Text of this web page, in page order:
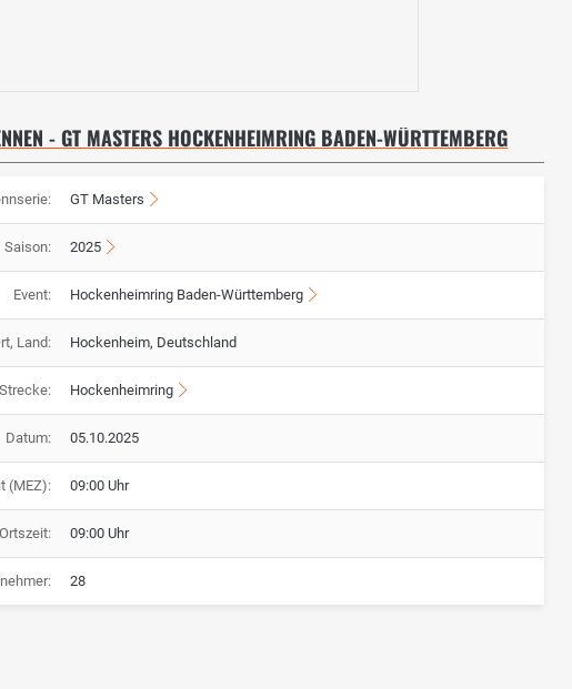
- GT MASTERS HOCKENHEIMRING BADEN-WÜRTTEMBERG
GT Masters
Saison: 2025
Event: Hockenheimring Baden-Württemberg
Land: Hockenheim, Deutschland
Strecke: Hockenheimring
Datum: 05.10.2025
(MEZ): 09:00 Uhr
Ortszeit: 09:00 Uhr
28